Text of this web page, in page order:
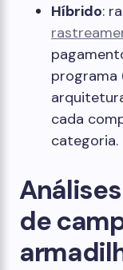
Híbrido:
programa
cada
categoria.
de